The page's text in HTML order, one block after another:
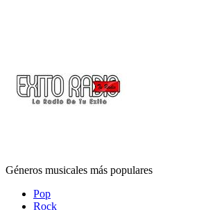
Géneros musicales más populares
Pop
Rock